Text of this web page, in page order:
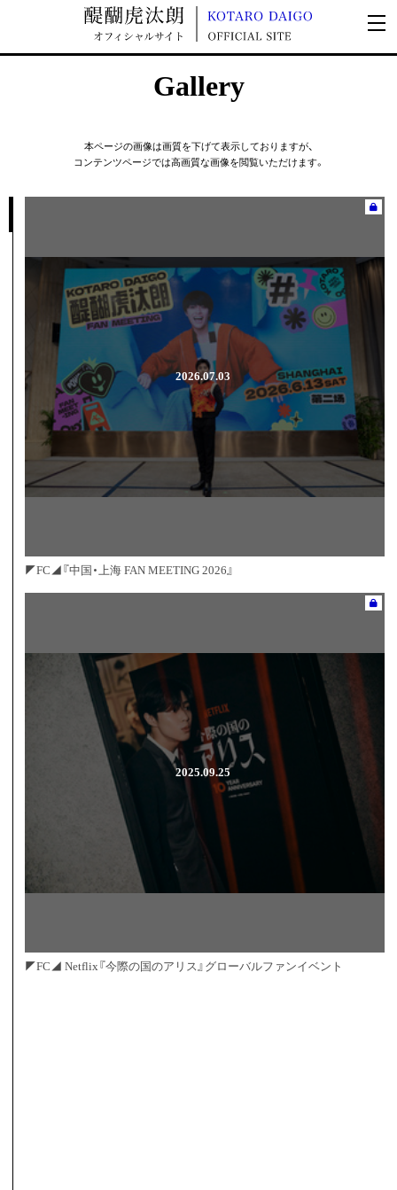
Gallery
本ページの画像は画質を下げて表示しておりますが、
コンテンツページでは高画質な画像を閲覧いただけます。
2026.07.03
◤FC◢『中国・上海 FAN MEETING 2026』
2025.09.25
◤FC◢ Netflix『今際の国のアリス』グローバルファンイベント